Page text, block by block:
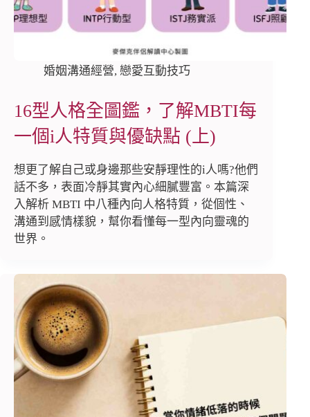
婚姻溝通經營, 戀愛互動技巧
16型人格全圖鑑，了解MBTI每
一個i人特質與優缺點 (上)
想更了解自己或身邊那些安靜理性的i人嗎?他們
話不多，表面冷靜其實內心細膩豐富。本篇深
入解析 MBTI 中八種內向人格特質，從個性、
溝通到感情樣貌，幫你看懂每一型內向靈魂的
世界。